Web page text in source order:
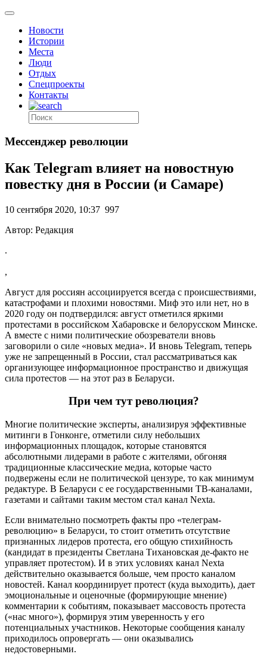
Новости
Истории
Места
Люди
Отдых
Спецпроекты
Контакты
Мессенджер революции
Как Telegram влияет на новостную
повестку дня в России (и Самаре)
10 сентября 2020, 10:37 997
Автор: Редакция
.
,
Август для россиян ассоциируется всегда с происшествиями,
катастрофами и плохими новостями. Миф это или нет, но в
2020 году он подтвердился: август отметился яркими
протестами в российском Хабаровске и белорусском Минске.
А вместе с ними политические обозреватели вновь
заговорили о силе «новых медиа». И вновь Telegram, теперь
уже не запрещенный в России, стал рассматриваться как
организующее информационное пространство и движущая
сила протестов — на этот раз в Беларуси.
При чем тут революция?
Многие политические эксперты, анализируя эффективные
митинги в Гонконге, отметили силу небольших
информационных площадок, которые становятся
абсолютными лидерами в работе с жителями, обгоняя
традиционные классические медиа, которые часто
подвержены если не политической цензуре, то как минимум
редактуре. В Беларуси с ее государственными ТВ-каналами,
газетами и сайтами таким местом стал канал Nexta.
Если внимательно посмотреть факты про «телеграм-
революцию» в Беларуси, то стоит отметить отсутствие
признанных лидеров протеста, его общую стихийность
(кандидат в президенты Светлана Тихановская де-факто не
управляет протестом). И в этих условиях канал Nexta
действительно оказывается больше, чем просто каналом
новостей. Канал координирует протест (куда выходить), дает
эмоциональные и оценочные (формирующие мнение)
комментарии к событиям, показывает массовость протеста
(«нас много»), формируя этим уверенность у его
потенциальных участников. Некоторые сообщения каналу
приходилось опровергать — они оказывались
недостоверными.